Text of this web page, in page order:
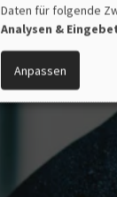
DATEN
COOKIES
Daten für folgende
Analysen &
Anpassen